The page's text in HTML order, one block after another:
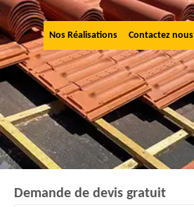
Nos Réalisations Contactez nous
Demande de devis gratuit